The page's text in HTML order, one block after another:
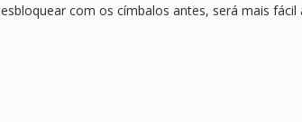
com os címbalos antes, será mais fácil